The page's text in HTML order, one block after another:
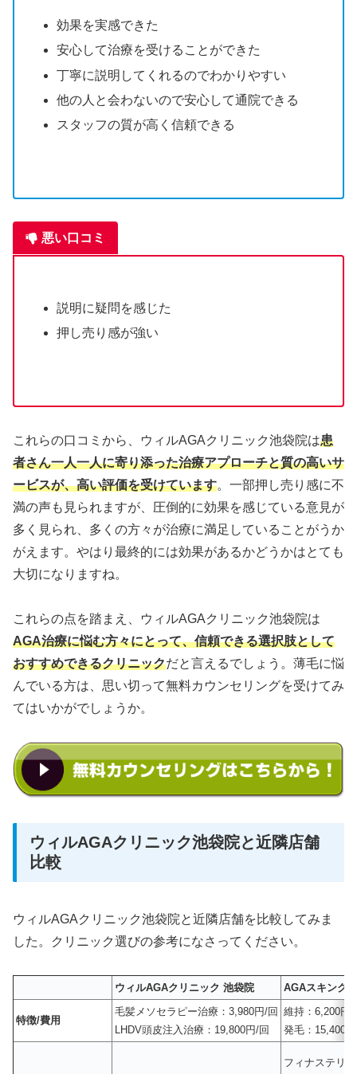
効果を実感できた
安心して治療を受けることができた
丁寧に説明してくれるのでわかりやすい
他の人と会わないので安心して通院できる
スタッフの質が高く信頼できる
悪い口コミ
説明に疑問を感じた
押し売り感が強い
これらの口コミから、ウィルAGAクリニック池袋院は患
者さん一人一人に寄り添った治療アプローチと質の高いサ
ービスが、高い評価を受けています。一部押し売り感に不
満の声も見られますが、圧倒的に効果を感じている意見が
多く見られ、多くの方々が治療に満足していることがうか
がえます。やはり最終的には効果があるかどうかはとても
大切になりますね。
これらの点を踏まえ、ウィルAGAクリニック池袋院は
AGA治療に悩む方々にとって、信頼できる選択肢として
おすすめできるクリニックだと言えるでしょう。薄毛に悩
んでいる方は、思い切って無料カウンセリングを受けてみ
てはいかがでしょうか。
ウィルAGAクリニック池袋院と近隣店舗
比較
ウィルAGAクリニック池袋院と近隣店舗を比較してみま
した。クリニック選びの参考になさってください。
ウィルAGAクリニック 池袋院 AGAスキンク
特徴/費用
毛髪メソセラピー治療：3,980円/回
LHDV頭皮注入治療：19,800円/回
維持：6,200円/
発毛：15,400
フィナステリ